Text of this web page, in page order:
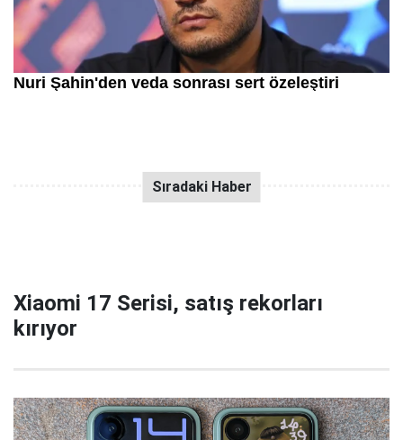
Xiaomi 17 Serisi, satış rekorları
kırıyor